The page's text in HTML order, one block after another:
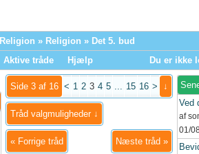
Religion » Religion » Det 5. bud
Aktive tråde Hjælp Du er ikke
Side 3 af 16 < 1 2 3 4 5 ... 15 16 > ↓
Tråd valgmuligheder ↓
« Forrige tråd Næste tråd »
Ved
af
01/